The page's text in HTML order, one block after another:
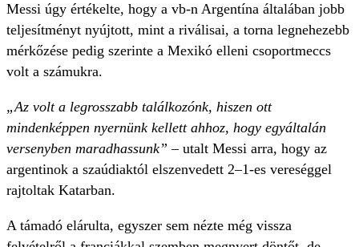
Messi úgy értékelte, hogy a vb-n Argentína általában jobb
teljesítményt nyújtott, mint a riválisai, a torna legnehezebb
mérkőzése pedig szerinte a Mexikó elleni csoportmeccs
volt a számukra.
„Az volt a legrosszabb találkozónk, hiszen ott
mindenképpen nyernünk kellett ahhoz, hogy egyáltalán
versenyben maradhassunk” – utalt Messi arra, hogy az
argentinok a szaúdiaktól elszenvedett 2–1-es vereséggel
rajtoltak Katarban.
A támadó elárulta, egyszer sem nézte még vissza